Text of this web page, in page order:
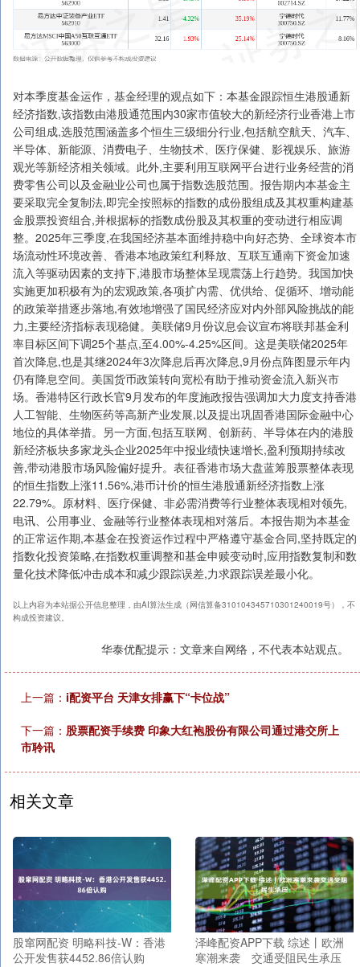
对本季度基金运作，基金经理的观点如下：本基金跟踪恒生港股通新
经济指数,该指数由港股通范围内30家市值较大的新经济行业香港上市
公司组成,选股范围涵盖多个恒生三级细分行业,包括航空航天、汽车、
半导体、新能源、消费电子、生物技术、医疗保健、影视娱乐、旅游
观光等新经济相关领域。此外,主要利用互联网平台进行业务经营的消
费零售公司以及金融业公司也属于指数选股范围。报告期内本基金主
要采取完全复制法,即完全按照标的指数的成份股组成及其权重构建基
金股票投资组合,并根据标的指数成份股及其权重的变动进行相应调
整。2025年三季度,在我国经济基本面维持稳中向好态势、全球资本市
场流动性环境改善、香港本地政策红利释放、互联互通南下资金加速
流入等驱动因素的支持下,港股市场整体呈现震荡上行趋势。我国加快
实施更加积极有为的宏观政策,各项扩内需、优供给、促循环、增动能
的政策举措逐步落地,有效地增强了国民经济应对内外部风险挑战的能
力,主要经济指标表现稳健。美联储9月份议息会议宣布将联邦基金利
率目标区间下调25个基点,至4.00%-4.25%区间。这是美联储2025年
首次降息,也是其继2024年3次降息后再次降息,9月份点阵图显示年内
仍有降息空间。美国货币政策转向宽松有助于推动资金流入新兴市
场。香港特区行政长官9月发布的年度施政报告强调加大力度支持香港
人工智能、生物医药等高新产业发展,以及提出巩固香港国际金融中心
地位的具体举措。另一方面,包括互联网、创新药、半导体在内的港股
新经济板块多家龙头企业2025年中报业绩快速增长,盈利预期持续改
善,带动港股市场风险偏好提升。表征香港市场大盘蓝筹股票整体表现
的恒生指数上涨11.56%,港币计价的恒生港股通新经济指数上涨
22.79%。原材料、医疗保健、非必需消费等行业整体表现相对领先,
电讯、公用事业、金融等行业整体表现相对落后。本报告期为本基金
的正常运作期,本基金在投资运作过程中严格遵守基金合同,坚持既定的
指数化投资策略,在指数权重调整和基金申赎变动时,应用指数复制和数
量化技术降低冲击成本和减少跟踪误差,力求跟踪误差最小化。
以上内容为本站据公开信息整理，由AI算法生成（网信算备310104345710301240019号），不
构成投资建议。
华泰优配提示：文章来自网络，不代表本站观点。
上一篇： i配资平台 天津女排赢下“卡位战”
下一篇： 股票配资手续费 印象大红袍股份有限公司通过港交所上
市聆讯
相关文章
股窜网配资 明略科技-W：香港
公开发售获4452.86倍认购
泽峰配资APP下载 综述丨欧洲
寒潮来袭 交通受阻民生承压